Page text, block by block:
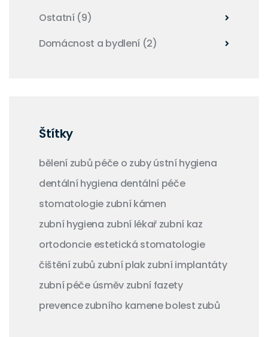
Ostatní (9)
Domácnost a bydlení (2)
Štítky
bělení zubů péče o zubyústní hygiena
dentální hygiena dentální péče
stomatologie zubní kámen
zubní hygiena zubní lékař zubní kaz
ortodoncie estetická stomatologie
čištění zubů zubní plak zubní implantáty
zubní péče úsměv zubní fazety
prevence zubního kamenebolest zubů